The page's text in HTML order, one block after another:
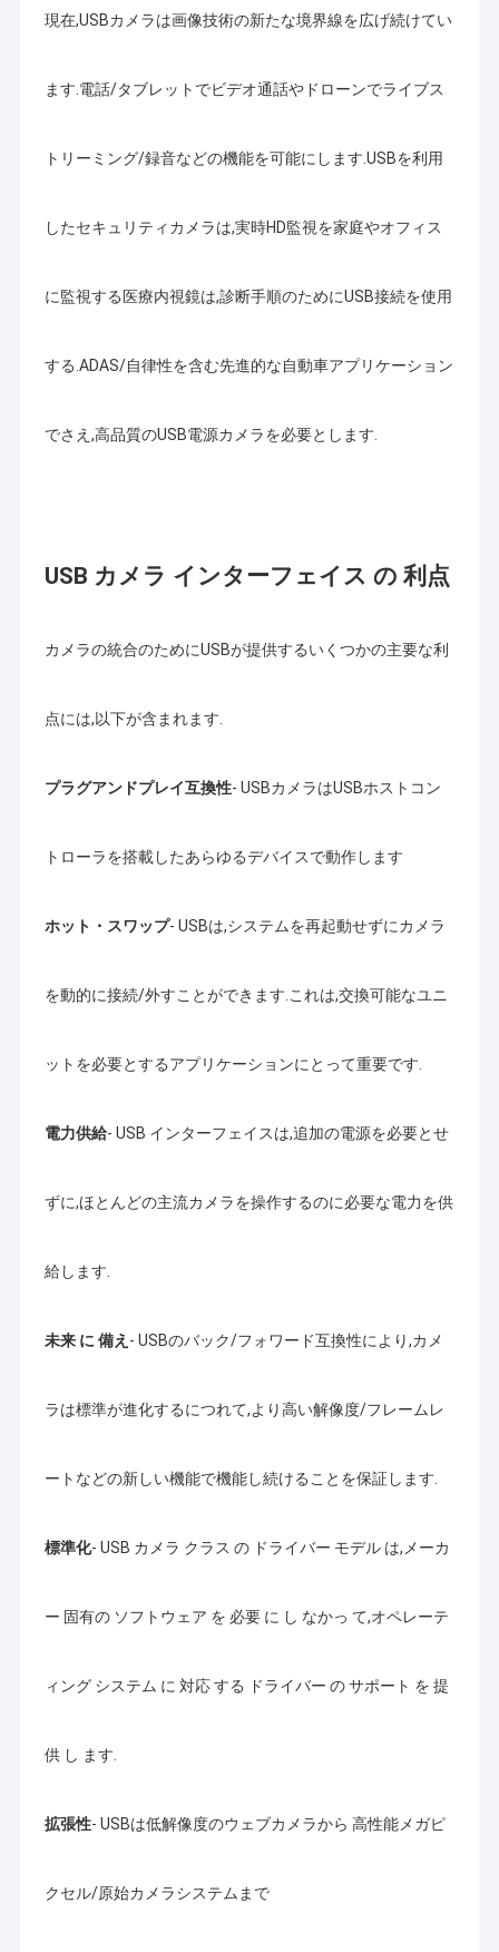
USBのカメラ モジュール
全体的なシャッター カメラ モジュール
二重レンズのカメラ モジュール
顔認識のカメラ モジュール
13MPカメラ モジュール
現在,USBカメラは画像技術の新たな境界線を広げ続けてい
ます.電話/タブレットでビデオ通話やドローンでライブス
トリーミング/録音などの機能を可能にします.USBを利用
したセキュリティカメラは,実時HD監視を家庭やオフィス
に監視する医療内視鏡は,診断手順のためにUSB接続を使用
する.ADAS/自律性を含む先進的な自動車アプリケーション
でさえ,高品質のUSB電源カメラを必要とします.
USB カメラ インターフェイス の 利点
カメラの統合のためにUSBが提供するいくつかの主要な利
点には,以下が含まれます.
プラグアンドプレイ互換性- USBカメラはUSBホストコン
トローラを搭載したあらゆるデバイスで動作します
ホット・スワップ- USBは,システムを再起動せずにカメラ
を動的に接続/外すことができます.これは,交換可能なユニ
ットを必要とするアプリケーションにとって重要です.
電力供給- USB インターフェイスは,追加の電源を必要とせ
ずに,ほとんどの主流カメラを操作するのに必要な電力を供
給します.
未来 に 備え - USBのバック/フォワード互換性により,カメ
ラは標準が進化するにつれて,より高い解像度/フレームレ
ートなどの新しい機能で機能し続けることを保証します.
標準化- USB カメラ クラス の ドライバー モデル は,メーカ
ー 固有の ソフトウェア を 必要 に し なかっ て,オペレーテ
ィング システム に 対応 する ドライバー の サポート を 提
供 し ます.
拡張性- USBは低解像度のウェブカメラから 高性能メガピ
クセル/原始カメラシステムまで